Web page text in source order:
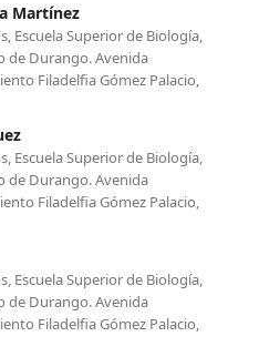
Martínez
Escuela Superior de Biología,
de Durango. Avenida
Filadelfia Gómez Palacio,
Escuela Superior de Biología,
de Durango. Avenida
Filadelfia Gómez Palacio,
Escuela Superior de Biología,
de Durango. Avenida
Filadelfia Gómez Palacio,